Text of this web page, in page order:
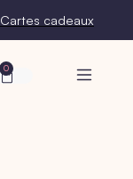
Cartes cadeaux
0